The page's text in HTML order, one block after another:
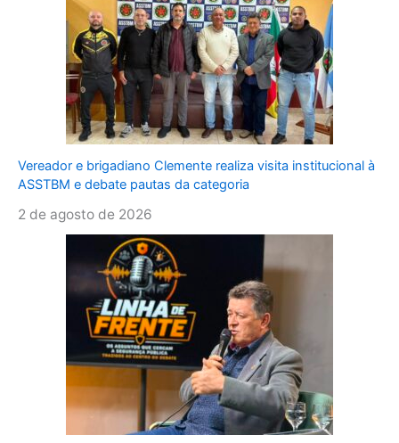
Vereador e brigadiano Clemente realiza visita institucional à
ASSTBM e debate pautas da categoria
2 de agosto de 2026